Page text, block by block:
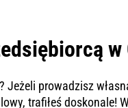
w
Jeżeli prowadzisz
trafiłeś doskonale!